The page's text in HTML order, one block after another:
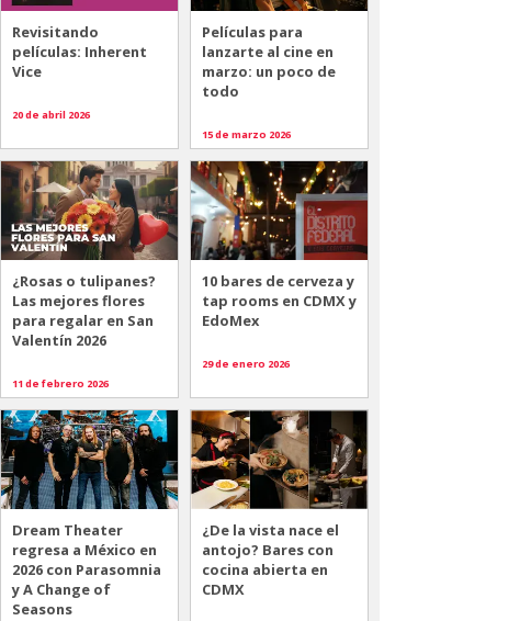
Revisitando
películas: Inherent
Vice
20 de abril 2026
Películas para
lanzarte al cine en
marzo: un poco de
todo
15 de marzo 2026
¿Rosas o tulipanes?
Las mejores flores
para regalar en San
Valentín 2026
11 de febrero 2026
10 bares de cerveza y
tap rooms en CDMX y
EdoMex
29 de enero 2026
Dream Theater
regresa a México en
2026 con Parasomnia
y A Change of
Seasons
¿De la vista nace el
antojo? Bares con
cocina abierta en
CDMX